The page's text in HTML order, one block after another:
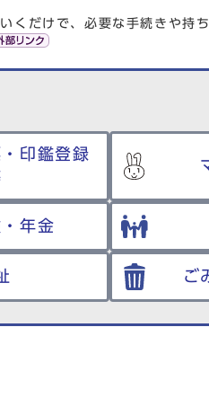
くだけで、必要な手続きや持ち
印鑑登録
年金
ご